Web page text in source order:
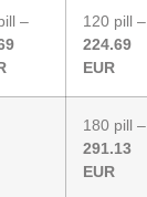
–
120 pill –
224.69
EUR
180 pill –
291.13
EUR